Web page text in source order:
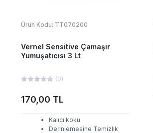
Ürün Kodu: TT070200
Vernel Sensitive Çamaşır
Yumuşatıcısı 3 Lt
(0)
170,00 TL
Kalıcı koku
Derinlemesine Temizlik